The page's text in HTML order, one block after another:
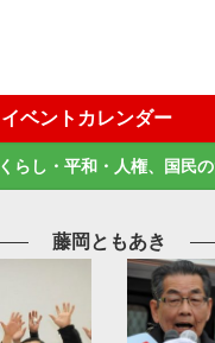
イベントカレンダー
くらし・平和・人権、国民
藤岡ともあき